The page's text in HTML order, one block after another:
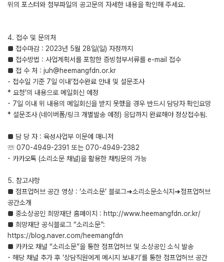
위의 포스터와 첨부파일의 공고문의 자세한 내용을 확인해 주세요.
4. 접수 및 문의처
■ 접수마감 : 2023년 5월 28일(일) 자정까지
■ 접수방법 : 사업계획서를 포함한 증빙첨부서류를 e-mail 접수
■ 접 수 처 : juh@heemangfdn.or.kr
- 접수일 기준 7일 이내‘접수완료 안내 및 설문조사
* 요청’의 내용으로 메일회신 예정
- 7일 이내 위 내용의 메일회신을 받지 못했을 경우 반드시 담당자 확인요망
* 설문조사 (네이버폼/링크 개별발송 예정) 응답까지 완료해야 정상접수됨.
■ 담 당 자 : 육성사업부 이문예 매니저
☏ 070-4949-2391 또는 070-4949-2382
- 카카오톡 (소리소문 채널)을 활용한 채팅문의 가능
5. 참고사항
■ 점프업허브 공간 영상 : ‘소리소문’ 블로그➜소리소문소식지➜점프업허브
공간소개
■ 중소상공인 희망재단 홈페이지 : http://www.heemangfdn.or.kr/
■ 희망재단 공식블로그 “소리소문”:
https://blog.naver.com/heemangfdn
■ 카카오 채널 “소리소문”을 통한 점프업허브 및 소상공인 소식 발송
- 해당 채널 추가 후 ‘상담직원에게 메시지 보내기’를 통한 점프업허브 공간